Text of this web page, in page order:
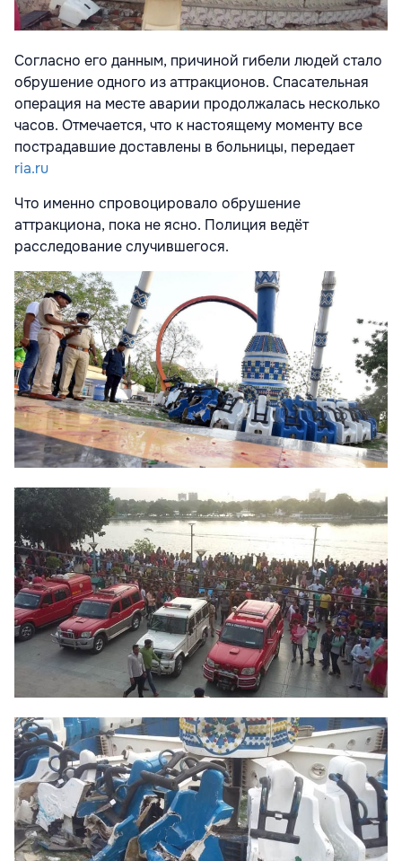
Согласно его данным, причиной гибели людей стало
обрушение одного из аттракционов. Спасательная
операция на месте аварии продолжалась несколько
часов. Отмечается, что к настоящему моменту все
пострадавшие доставлены в больницы, передает
ria.ru
Что именно спровоцировало обрушение
аттракциона, пока не ясно. Полиция ведёт
расследование случившегося.